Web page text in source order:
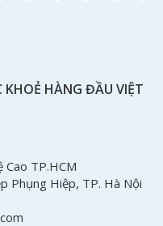
KHOẺ HÀNG ĐẦU VIỆT
Cao TP.HCM
Phụng Hiệp, TP. Hà Nội